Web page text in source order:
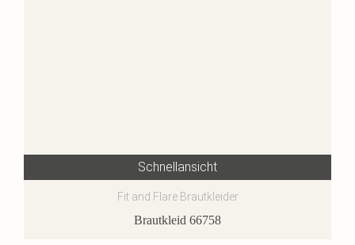
Schnellansicht
Fit and Flare Brautkleider
Brautkleid 66758